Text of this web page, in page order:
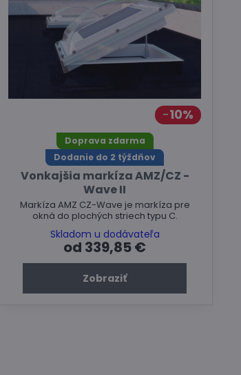
10%
Doprava zdarma
Dodanie do 2 týždňov
Vonkajšia markíza AMZ/CZ -
Wave II
Markíza AMZ CZ-Wave je markíza pre
okná do plochých striech typu C.
Skladom u dodávateľa
od 339,85 €
Zobraziť